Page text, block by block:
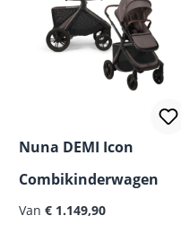
Nuna DEMI Icon
Combikinderwagen
Van € 1.149,90